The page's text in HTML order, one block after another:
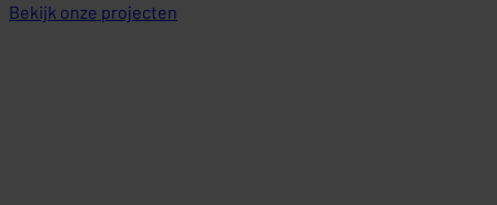
Bekijk onze projecten